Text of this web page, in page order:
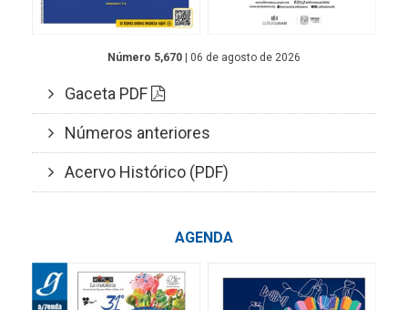
Número 5,670 | 06 de agosto de 2026
Gaceta PDF
Números anteriores
Acervo Histórico (PDF)
AGENDA